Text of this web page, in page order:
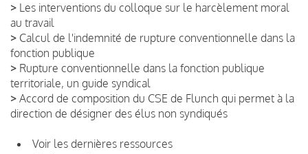
> Les interventions du colloque sur le harcèlement moral
au travail
> Calcul de l'indemnité de rupture conventionnelle dans la
fonction publique
> Rupture conventionnelle dans la fonction publique
territoriale, un guide syndical
> Accord de composition du CSE de Flunch qui permet à la
direction de désigner des élus non syndiqués
Voir les dernières ressources